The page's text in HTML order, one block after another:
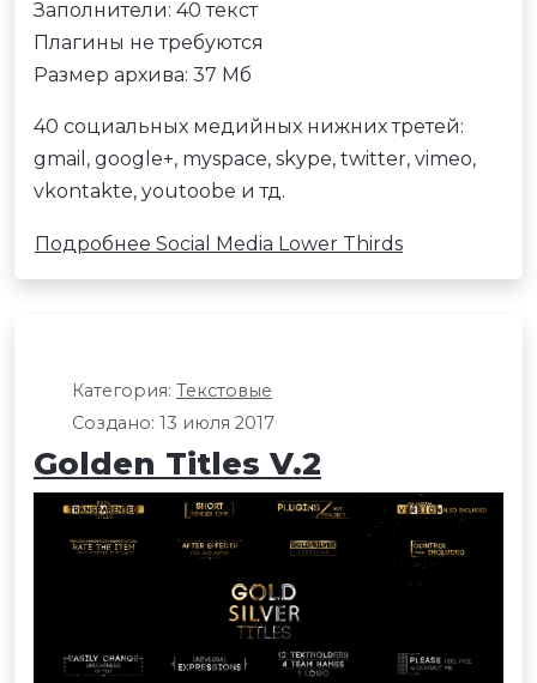
Заполнители: 40 текст
Плагины не требуются
Размер архива: 37 Мб
40 социальных медийных нижних третей:
gmail, google+, myspace, skype, twitter, vimeo,
vkontakte, youtoobe и тд.
Подробнее Social Media Lower Thirds
Категория: Текстовые
Создано: 13 июля 2017
Golden Titles V.2